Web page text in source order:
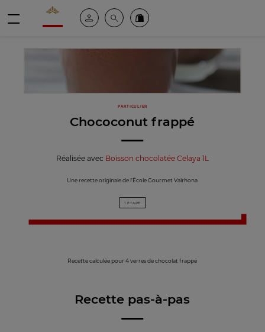
Valrhona - Imaginons le meilleur du chocolat
Espace clientRechercheCommandez en ligne
PARTICULIER
Chococonut frappé
Réalisée avec Boisson chocolatée Celaya 1L
Une recette originale de l’École Gourmet Valrhona
1 ÉTAPE
Recette calculée pour 4 verres de chocolat frappé
Recette pas-à-pas